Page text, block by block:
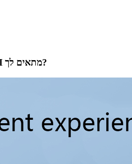
לא בטוח איזה כבל HDMI מתאים לך?